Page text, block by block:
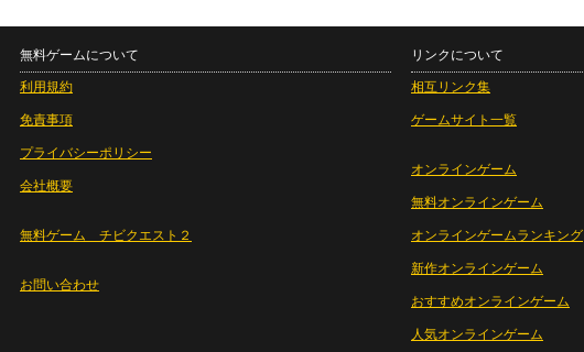
無料ゲームについて
利用規約
免責事項
プライバシーポリシー
会社概要
無料ゲーム チビクエスト２
お問い合わせ
リンクについて
相互リンク集
ゲームサイト一覧
オンラインゲーム
無料オンラインゲーム
オンラインゲームランキング
新作オンラインゲーム
おすすめオンラインゲーム
人気オンラインゲーム